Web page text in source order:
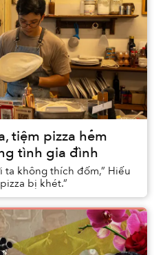
tiệm pizza hẻm
tình gia đình
ta không thích đốm,” Hiếu
bị khét.”